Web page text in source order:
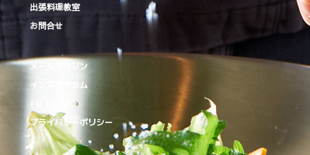
出張料理教室
お問合せ
メールマガジン
インスタグラム
facebook
プライバシーポリシー